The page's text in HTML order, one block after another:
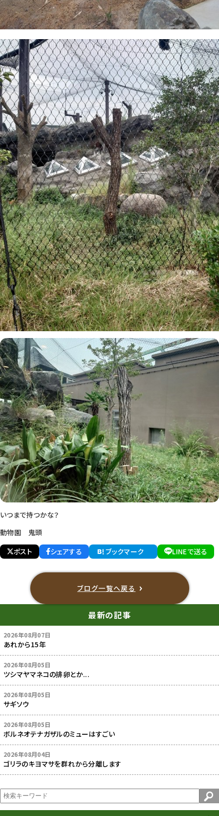
いつまで持つかな？
動物園 鬼頭
ポスト
シェアする ブックマーク LINEで送る
ブログ一覧へ戻る
最新の記事
2026年08月07日
あれから15年
2026年08月05日
ツシマヤマネコの排卵とか...
2026年08月05日
サギソウ
2026年08月05日
ボルネオテナガザルのミューはすごい
2026年08月04日
ゴリラのキヨマサを群れから分離します